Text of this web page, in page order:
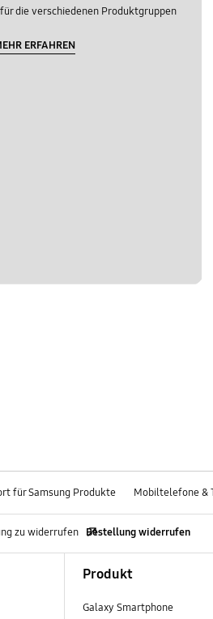
die verschiedenen Produktgruppen
ERFAHREN
für Samsung Produkte Mobiltelefone &
zu widerrufen Bestellung widerrufen
Produkt
Galaxy Smartphone